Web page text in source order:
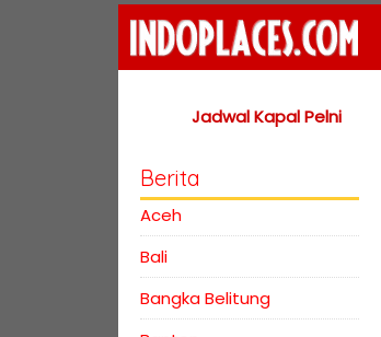
Home
Jadwal Kapal Pelni
Berita
Aceh
Bali
Bangka Belitung